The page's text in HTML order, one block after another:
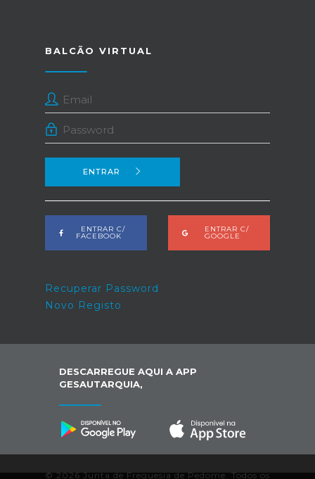
BALCÃO VIRTUAL
ENTRAR
ENTRAR C/
FACEBOOK
ENTRAR C/
GOOGLE
Recuperar Password
Novo Registo
DESCARREGUE AQUI A APP
GESAUTARQUIA,
© 2026 Junta de Freguesia de Pedome. Todos os